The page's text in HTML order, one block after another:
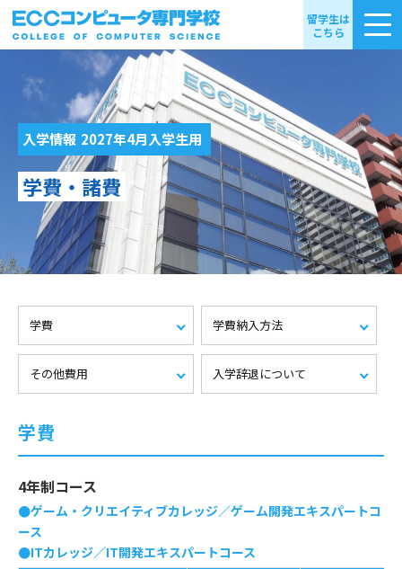
留学生は
こちら
入学情報 2027年4月入学生用
学費・諸費
学費 学費納入方法
その他費用 入学辞退について
学費
4年制コース
●ゲーム・クリエイティブカレッジ／ゲーム開発エキスパートコ
ース
●ITカレッジ／IT開発エキスパートコース